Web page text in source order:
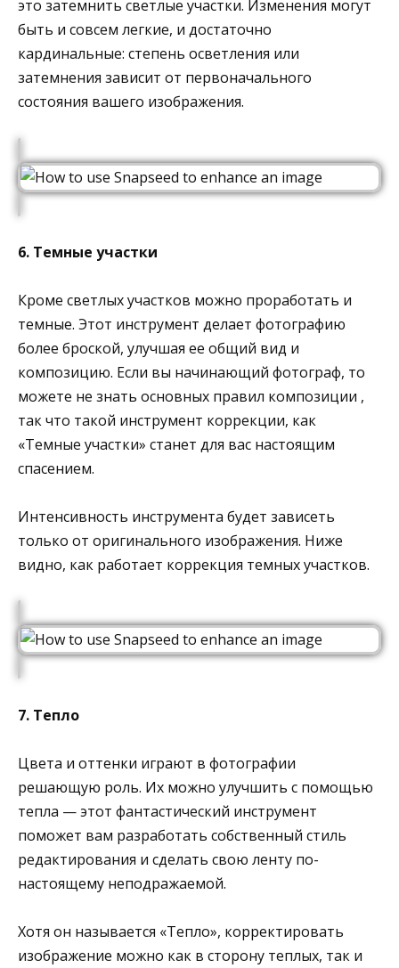
это затемнить светлые участки. Изменения могут
быть и совсем легкие, и достаточно
кардинальные: степень осветления или
затемнения зависит от первоначального
состояния вашего изображения.
6. Темные участки
Кроме светлых участков можно проработать и
темные. Этот инструмент делает фотографию
более броской, улучшая ее общий вид и
композицию. Если вы начинающий фотограф, то
можете не знать основных правил композиции ,
так что такой инструмент коррекции, как
«Темные участки» станет для вас настоящим
спасением.
Интенсивность инструмента будет зависеть
только от оригинального изображения. Ниже
видно, как работает коррекция темных участков.
7. Тепло
Цвета и оттенки играют в фотографии
решающую роль. Их можно улучшить с помощью
тепла — этот фантастический инструмент
поможет вам разработать собственный стиль
редактирования и сделать свою ленту по-
настоящему неподражаемой.
Хотя он называется «Тепло», корректировать
изображение можно как в сторону теплых, так и